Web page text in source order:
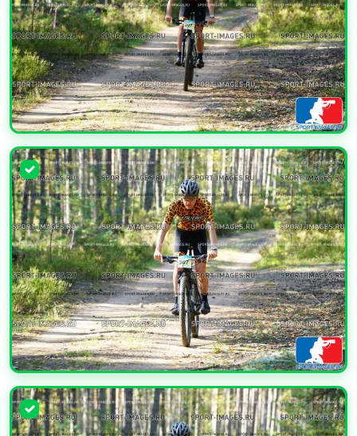
УВЕЛИЧИТЬ
УВЕЛИЧИТЬ